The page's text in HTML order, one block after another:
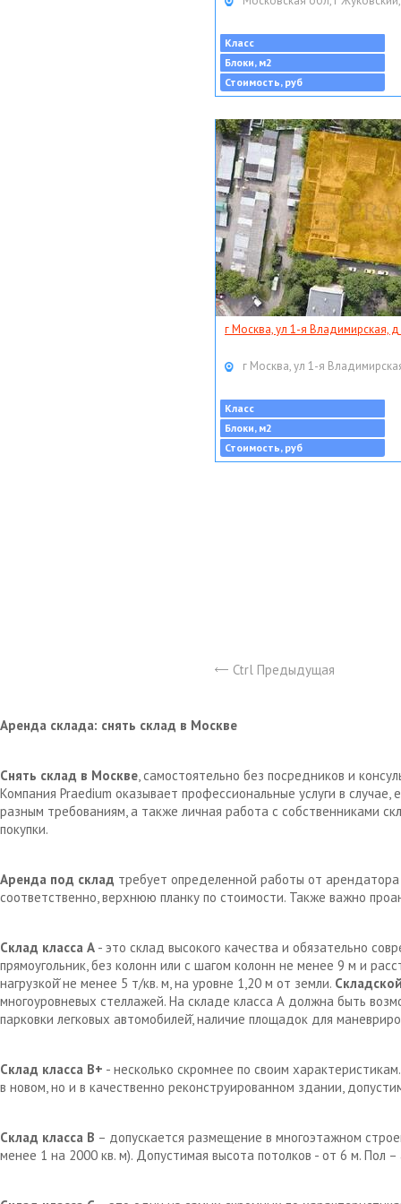
Класс
Блоки, м2
Стоимость, руб
г Москва, ул 1-я Владимирская, д
г Москва, ул 1-я
Класс
Блоки, м2
Стоимость, руб
Ctrl Предыдущая
Аренда склада: снять склад в Москве
Снять склад в Москве, самостоятельно без посредников и
Компания Praedium оказывает профессиональные услуги в
разным требованиям, а также личная работа с собственниками
покупки.
Аренда под склад требует определенной работы от
соответственно, верхнюю планку по стоимости. Также важно
Склад класса А - это склад высокого качества и обязательно
прямоугольник, без колонн или с шагом колонн не менее 9 м и
нагрузкой̆ не менее 5 т/кв. м, на уровне 1,20 м от земли.
многоуровневых стеллажей. На складе класса А должна быть
парковки легковых автомобилей̆, наличие площадок для
Склад класса В+ - несколько скромнее по своим
в новом, но и в качественно реконструированном здании,
Склад класса В – допускается размещение в многоэтажном
менее 1 на 2000 кв. м). Допустимая высота потолков - от 6 м. Пол